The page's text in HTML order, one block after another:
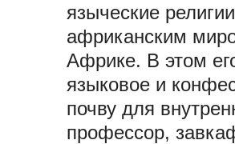
языческие
африканским
Африке. В этом
языковое и
почву для
профессор,